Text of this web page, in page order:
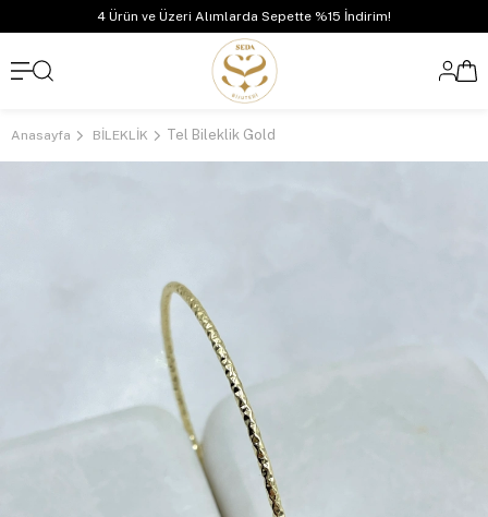
4 Ürün ve Üzeri Alımlarda Sepette %15 İndirim!
Anasayfa BİLEKLİK Tel Bileklik Gold